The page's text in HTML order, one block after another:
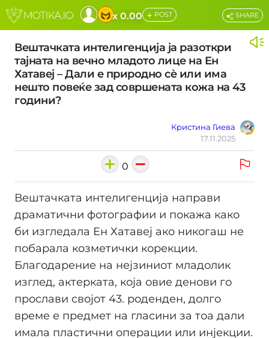
x 0.00 + POST
Вештачката интелигенција ја разоткри
тајната на вечно младото лице на Ен
Хатавеј – Дали е природно сè или има
нешто повеќе зад совршената кожа на 43
години?
Кристина Гиева
17.11.2025
SHARE
0
Вештачката интелигенција направи
драматични фотографии и покажа како
би изгледала Ен Хатавеј ако никогаш не
побарала козметички корекции.
Благодарение на нејзиниот младолик
изглед, актерката, која овие денови го
прослави својот 43. роденден, долго
време е предмет на гласини за тоа дали
имала пластични операции или инјекции.